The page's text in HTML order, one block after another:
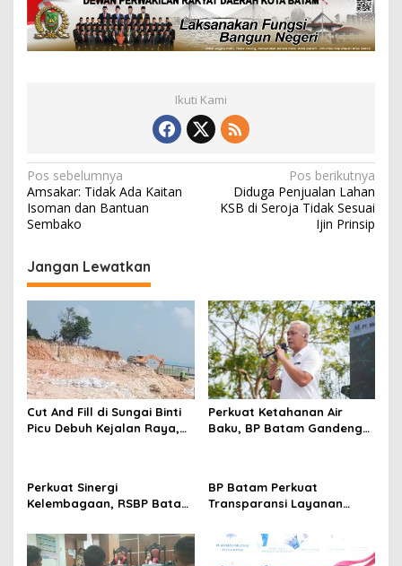
Ikuti Kami
N
a
v
i
g
a
s
i
p
o
s
Pos sebelumnya
Amsakar: Tidak Ada Kaitan
Isoman dan Bantuan
Sembako
Pos berikutnya
Diduga Penjualan Lahan
KSB di Seroja Tidak Sesuai
Ijin Prinsip
Jangan Lewatkan
Cut And Fill di Sungai Binti
Picu Debuh Kejalan Raya,
Perkuat Ketahanan Air
Baku, BP Batam Gandeng
Perkuat Sinergi
Kelembagaan, RSBP Batam
Pelayanan dan
Ketersediaan Obat Aman
BP Batam Perkuat
Transparansi Layanan
Reguler Segera Hadir
Melalui LMS